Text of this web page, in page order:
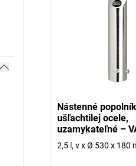
Nástenné
ušľachtilej ocele,
uzamykateľné –
2,5 l, v x Ø 530 x 180